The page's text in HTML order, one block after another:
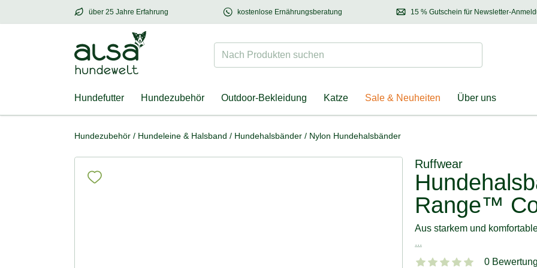
über 25 Jahre Erfahrung
über25 Jahre Erfahrung – mit Herz für Hund & Halter 15 % Gutschein für Newsletter-
Entdecken Sie
kostenlose Ernährungsberatung
Kontaktieren Sie unsere
Ernährungsberatung:
Nach Produkten suchen Suchen
Hundefutter Hundezubehör Outdoor-Bekleidung Katze Sale & Neuheiten Über uns
Hundezubehör / Hundeleine & Halsband / Hundehalsbänder / Nylon Hundehalsbänder
Ruffwear
Range™
Aus starkem und
...
0